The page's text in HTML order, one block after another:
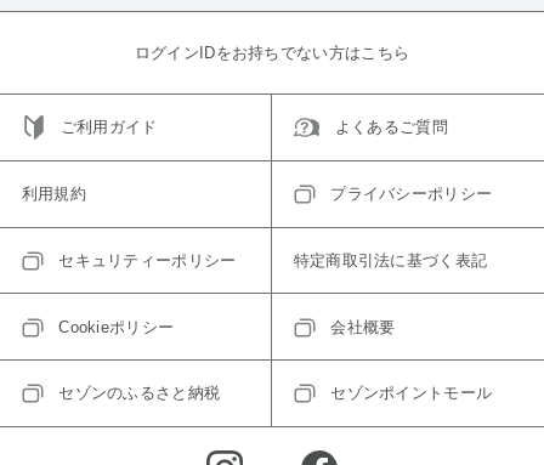
ログインIDをお持ちでない方はこちら
ご利用ガイド よくあるご質問
利用規約 プライバシーポリシー
セキュリティーポリシー 特定商取引法に基づく表記
Cookieポリシー 会社概要
セゾンのふるさと納税 セゾンポイントモール